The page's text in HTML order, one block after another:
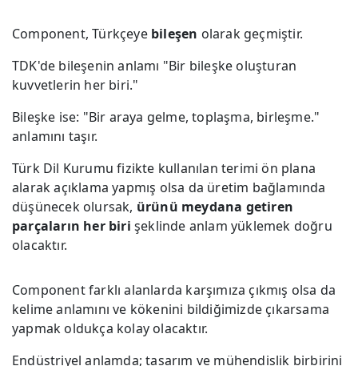
Component, Türkçeye bileşen olarak geçmiştir.
TDK'de bileşenin anlamı "Bir bileşke oluşturan
kuvvetlerin her biri."
Bileşke ise: "Bir araya gelme, toplaşma, birleşme."
anlamını taşır.
Türk Dil Kurumu fizikte kullanılan terimi ön plana
alarak açıklama yapmış olsa da üretim bağlamında
düşünecek olursak, ürünü meydana getiren
parçaların her biri şeklinde anlam yüklemek doğru
olacaktır.
Component farklı alanlarda karşımıza çıkmış olsa da
kelime anlamını ve kökenini bildiğimizde çıkarsama
yapmak oldukça kolay olacaktır.
Endüstriyel anlamda; tasarım ve mühendislik birbirini